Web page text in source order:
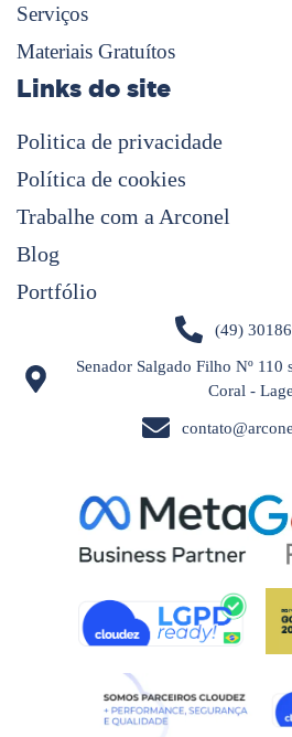
Serviços
Materiais Gratuítos
Links do site
Politica de privacidade
Política de cookies
Trabalhe com a Arconel
Blog
Portfólio
(49)
Senador Salgado Filho Nº 110
Coral -